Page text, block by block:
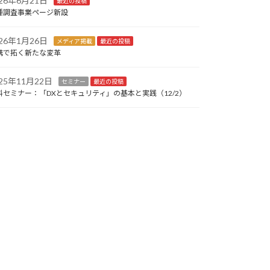
調査事業ページ新設
年1月26日 メディア掲載 最近の投稿
で拓く新たな変革
年11月22日 セミナー 最近の投稿
セミナー：「DXとセキュリティ」の基本と実践（12/2）